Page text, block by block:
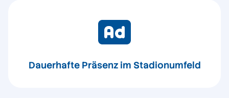
Dauerhafte Präsenz im Stadionumfeld